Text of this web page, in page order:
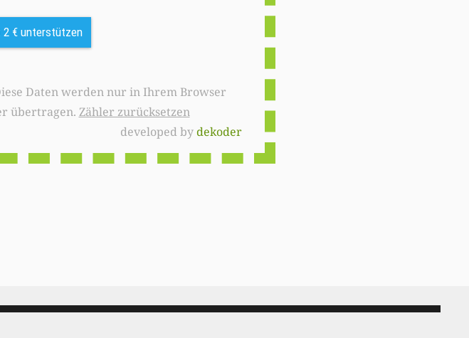
2 € unterstützen
übertragen. Zähler zurücksetzen
developed bydekoder